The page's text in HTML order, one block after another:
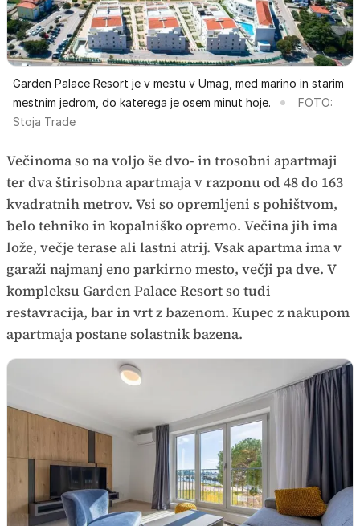
Garden Palace Resort je v mestu v Umag, med marino in starim
mestnim jedrom, do katerega je osem minut hoje.
FOTO:
Stoja Trade
Večinoma so na voljo še dvo- in trosobni apartmaji
ter dva štirisobna apartmaja v razponu od 48 do 163
kvadratnih metrov. Vsi so opremljeni s pohištvom,
belo tehniko in kopalniško opremo. Večina jih ima
lože, večje terase ali lastni atrij. Vsak apartma ima v
garaži najmanj eno parkirno mesto, večji pa dve. V
kompleksu Garden Palace Resort so tudi
restavracija, bar in vrt z bazenom. Kupec z nakupom
apartmaja postane solastnik bazena.